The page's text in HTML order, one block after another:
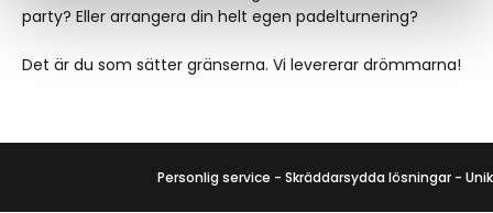
party? Eller arrangera din helt egen padelturnering?
Det är du som sätter gränserna. Vi levererar drömmarna!
Personlig service-Skräddarsydda lösningar-Unika